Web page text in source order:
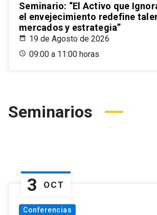
Seminario: “El Activo que
el envejecimiento redefine
mercados y estrategia”
19 de Agosto de 2026
09:00 a 11:00 horas
Seminarios
3 OCT
Conferencias